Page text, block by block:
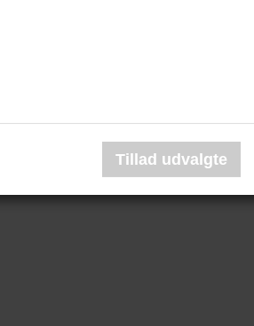
Bent Jessen Bent
2.100,00 DKK